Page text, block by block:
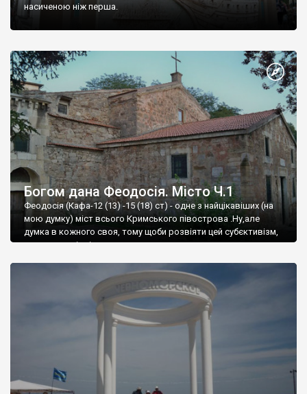
насиченою ніж перша.
Богом дана Феодосія. Місто Ч.1
Феодосія (Кафа-12 (13) -15 (18) ст) - одне з найцікавіших (на
мою думку) міст всього Кримського півострова .Ну,але
думка в кожного своя, тому щоби розвіяти цей субєктивізм,
запрошую відвідати це